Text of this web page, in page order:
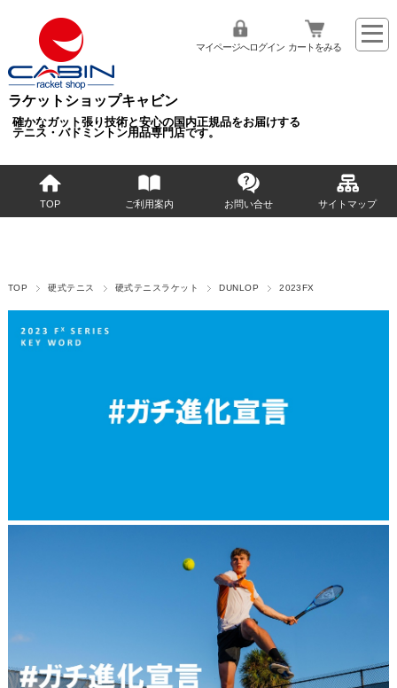
ラケットショップキャビン
確かなガット張り技術と安心の国内正規品をお届けする
テニス・バドミントン用品専門店です。
マイページへログイン カートをみる
TOP ご利用案内 お問い合せ サイトマップ
TOP 硬式テニス 硬式テニスラケット DUNLOP 2023FX